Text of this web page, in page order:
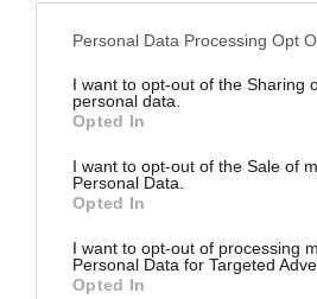
Please note that this website/app
not limited to your visit or usage
grant or deny consent to Google and
use your data for below specified
consent section.
Personal Data Processing Opt
I want to opt-out of the Sharing
personal data.
Opted In
I want to opt-out of the Sale of
Personal Data.
Opted In
I want to opt-out of processing
Personal Data for Targeted
Opted In
PAGENEWS
Δημοσιογράφος με